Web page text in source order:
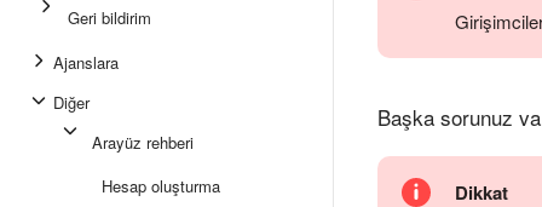
Geri bildirim
Ajanslara
Diğer
Arayüz rehberi
Hesap oluşturma
Başka sorunuz
Dikkat